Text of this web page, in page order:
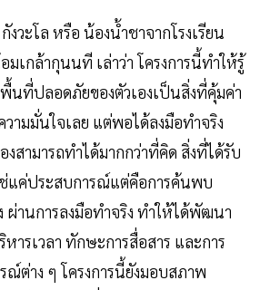
งวะโล หรือ น้องน้ำชาจากโรงเรียน
เกล้ากุนนที เล่าว่า โครงการนี้ทำให้รู้
พื้นที่ปลอดภัยของตัวเองเป็นสิ่งที่คุ้มค่า
ามมั่นใจเลย แต่พอได้ลงมือทำจริง
สามารถทำได้มากกว่าที่คิด สิ่งที่ได้รับ
ช่แค่ประสบการณ์แต่คือการค้นพบ
ผ่านการลงมือทำจริง ทำให้ได้พัฒนา
หารเวลา ทักษะการสื่อสาร และการ
ณ์ต่าง ๆ โครงการนี้ยังมอบสภาพ